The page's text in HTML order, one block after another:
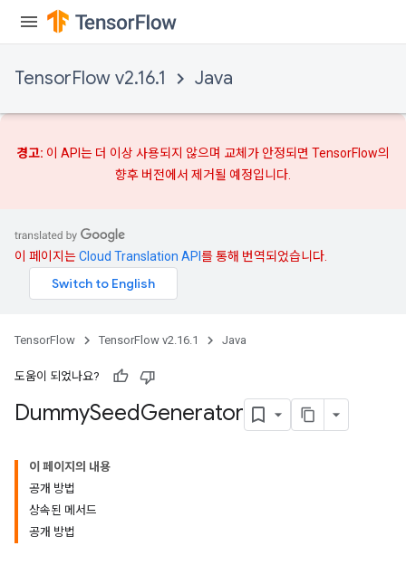
TensorFlow v2.16.1 Java
경고: 이 API는 더 이상 사용되지 않으며 교체가 안정되면 TensorFlow의
향후 버전에서 제거될 예정입니다.
이 페이지는Cloud Translation API 를 통해 번역되었습니다.
TensorFlow TensorFlow v2.16.1 Java
도움이 되었나요?
DummySeedGenerator
이 페이지의 내용
공개 방법
상속된 메서드
공개 방법